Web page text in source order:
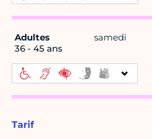
Adultes
36 - 45 ans
samedi
Tarif